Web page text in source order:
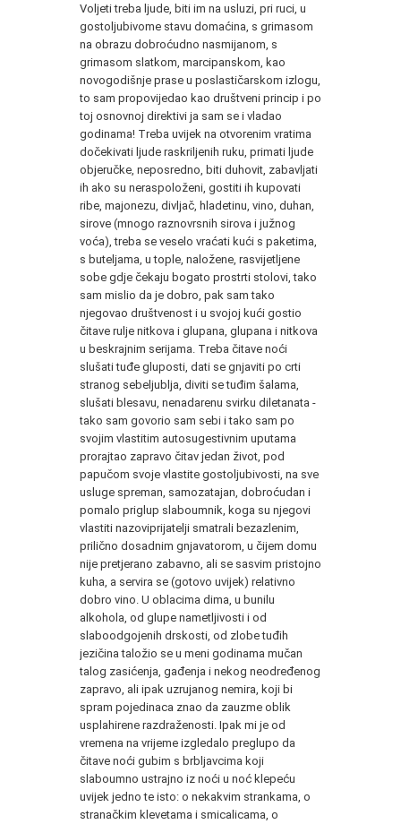
Voljeti treba ljude, biti im na usluzi, pri ruci, u
gostoljubivome stavu domaćina, s grimasom
na obrazu dobroćudno nasmijanom, s
grimasom slatkom, marcipanskom, kao
novogodišnje prase u poslastičarskom izlogu,
to sam propovijedao kao društveni princip i po
toj osnovnoj direktivi ja sam se i vladao
godinama! Treba uvijek na otvorenim vratima
dočekivati ljude raskriljenih ruku, primati ljude
objeručke, neposredno, biti duhovit, zabavljati
ih ako su neraspoloženi, gostiti ih kupovati
ribe, majonezu, divljač, hladetinu, vino, duhan,
sirove (mnogo raznovrsnih sirova i južnog
voća), treba se veselo vraćati kući s paketima,
s buteljama, u tople, naložene, rasvijetljene
sobe gdje čekaju bogato prostrti stolovi, tako
sam mislio da je dobro, pak sam tako
njegovao društvenost i u svojoj kući gostio
čitave rulje nitkova i glupana, glupana i nitkova
u beskrajnim serijama. Treba čitave noći
slušati tuđe gluposti, dati se gnjaviti po crti
stranog sebeljublja, diviti se tuđim šalama,
slušati blesavu, nenadarenu svirku diletanata -
tako sam govorio sam sebi i tako sam po
svojim vlastitim autosugestivnim uputama
prorajtao zapravo čitav jedan život, pod
papučom svoje vlastite gostoljubivosti, na sve
usluge spreman, samozatajan, dobroćudan i
pomalo priglup slaboumnik, koga su njegovi
vlastiti nazoviprijatelji smatrali bezazlenim,
prilično dosadnim gnjavatorom, u čijem domu
nije pretjerano zabavno, ali se sasvim pristojno
kuha, a servira se (gotovo uvijek) relativno
dobro vino. U oblacima dima, u bunilu
alkohola, od glupe nametljivosti i od
slaboodgojenih drskosti, od zlobe tuđih
jezičina taložio se u meni godinama mučan
talog zasićenja, gađenja i nekog neodređenog
zapravo, ali ipak uzrujanog nemira, koji bi
spram pojedinaca znao da zauzme oblik
usplahirene razdraženosti. Ipak mi je od
vremena na vrijeme izgledalo preglupo da
čitave noći gubim s brbljavcima koji
slaboumno ustrajno iz noći u noć klepeću
uvijek jedno te isto: o nekakvim strankama, o
stranačkim klevetama i smicalicama, o